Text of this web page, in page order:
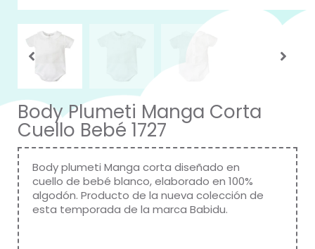
Body Plumeti Manga Corta
Cuello Bebé 1727
Body plumeti Manga corta diseñado en
cuello de bebé blanco, elaborado en 100%
algodón. Producto de la nueva colección de
esta temporada de la marca Babidu.